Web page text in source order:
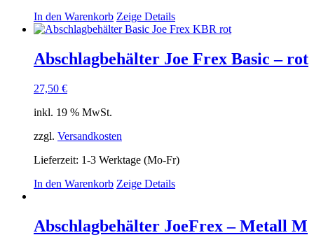
In den Warenkorb Zeige Details
Abschlagbehälter Joe Frex Basic – rot
27,50 €
inkl. 19 % MwSt.
zzgl. Versandkosten
Lieferzeit: 1-3 Werktage (Mo-Fr)
In den Warenkorb Zeige Details
Abschlagbehälter JoeFrex – Metall M